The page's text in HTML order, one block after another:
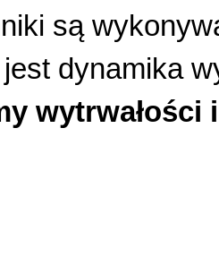
są
dynamika
wytrwałości